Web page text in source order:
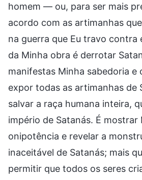
homem — ou, para ser mais
acordo com as artimanhas
na guerra que Eu travo contra
da Minha obra é derrotar
manifestas Minha sabedoria e
expor todas as artimanhas de
salvar a raça humana inteira,
império de Satanás. É mostrar
onipotência e revelar a
inaceitável de Satanás; mais
permitir que todos os seres